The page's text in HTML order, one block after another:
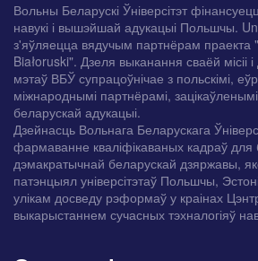
Вольны Беларускі Ўніверсітэт
навукі і вышэйшай адукацыі Польшчы.
з'яўляецца вядучым партнёрам праекта
Białoruski". Дзеля выканання сваёй місіі
мэтаў ВБЎ супрацоўнічае з польскімі,
міжнароднымі партнёрамі,
беларускай адукацыі.
Дзейнасць Вольнага Беларускага
фармаванне кваліфікаваных кадраў для
дэмакратычнай беларускай дзяржавы,
патэнцыял універсітэтаў Польшчы,
улікам досведу рэформаў у краінах
выкарыстаннем сучасных тэхналогіяў